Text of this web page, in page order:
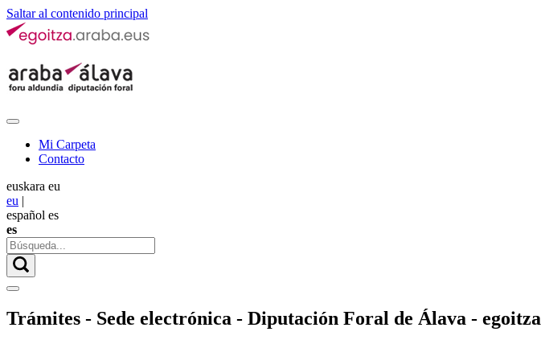
Saltar al contenido principal
Mi Carpeta
Contacto
euskara eu
eu |
español es
es
Trámites - Sede electrónica - Diputación Foral de Álava - egoitza